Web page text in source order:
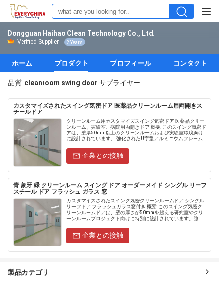
Dongguan Haihao Clean Technology Co., Ltd.
Verified Supplier 2 Years
ホーム プロダクト プロフィール コンタクト
品質 cleanroom swing door サプライヤー
カスタマイズされたスイング気密ドア 医薬品クリーンルーム用両開きス
チールドア
クリーンルーム用カスタマイズスイング気密ドア 医薬品クリー
ンルーム、実験室、病院用両開きドア 概要: このスイング気密ド
アは、壁厚50mm以上のクリーンルームおよび実験室環境向け
に設計されています。 強化されたU字型アルミニウムフレーム
企業との接触
青 象牙 緑 クリーンルーム スイング ドア オーダーメイド シングル リーフ
スチール ドア フラッシュ ガラス 窓
カスタマイズされたスイング気密クリーンルームドア シングル
リーフドア フラッシュガラス窓付き 概要: このスイング気密ク
リーンルームドアは、壁の厚さが50mmを超える研究室やクリ
ーンルームプロジェクト向けに特別に設計されています。強
企業との接触
製品カテゴリ